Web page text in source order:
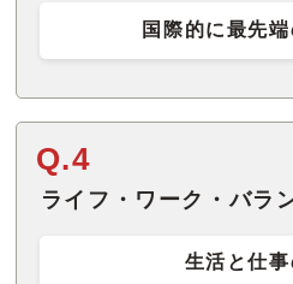
国際的に最先
Q.4
ライフ・ワーク・バラ
生活と仕事